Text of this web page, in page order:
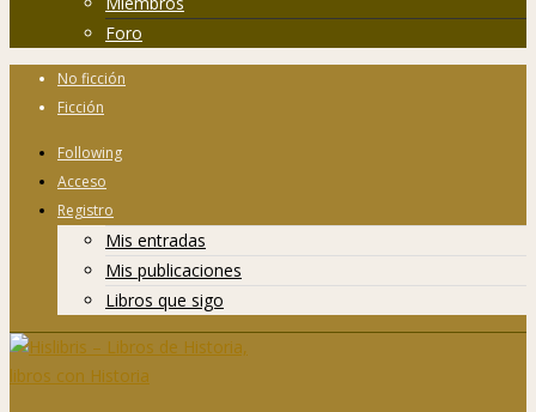
Foro
No ficción
Ficción
Following
Acceso
Registro
Mis entradas
Mis publicaciones
Libros que sigo